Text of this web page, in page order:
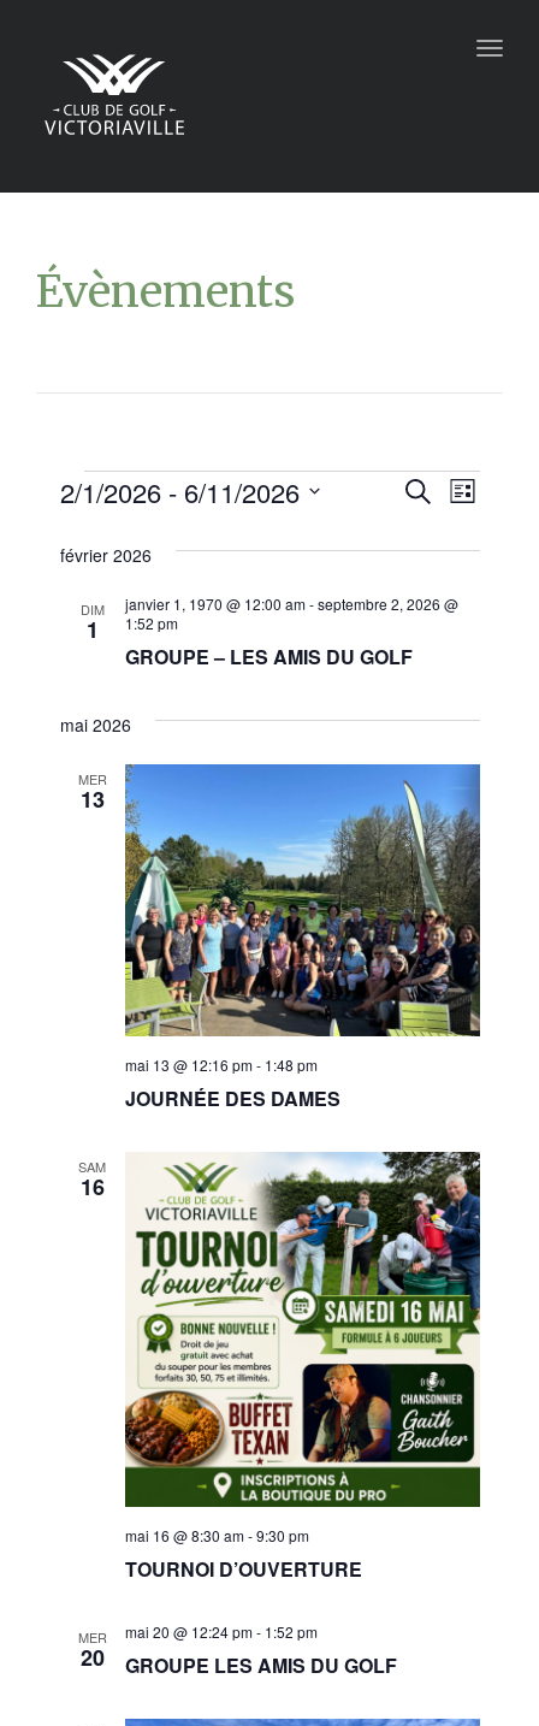
Évènements
et
Recherche
Liste
2/1/2026 - 6/11/2026
une
février 2026
DIM
1
GROUPE – LES AMIS DU GOLF
janvier 1, 1970 @ 12:00 am-septembre 2, 2026 @
1:52 pm
mai 2026
MER
13
JOURNÉE DES DAMES
mai 13 @ 12:16 pm- 1:48 pm
SAM
16
TOURNOI D’OUVERTURE
mai 16 @ 8:30 am-9:30 pm
MER
20 GROUPE LES AMIS DU GOLF
mai 20 @ 12:24 pm- 1:52 pm